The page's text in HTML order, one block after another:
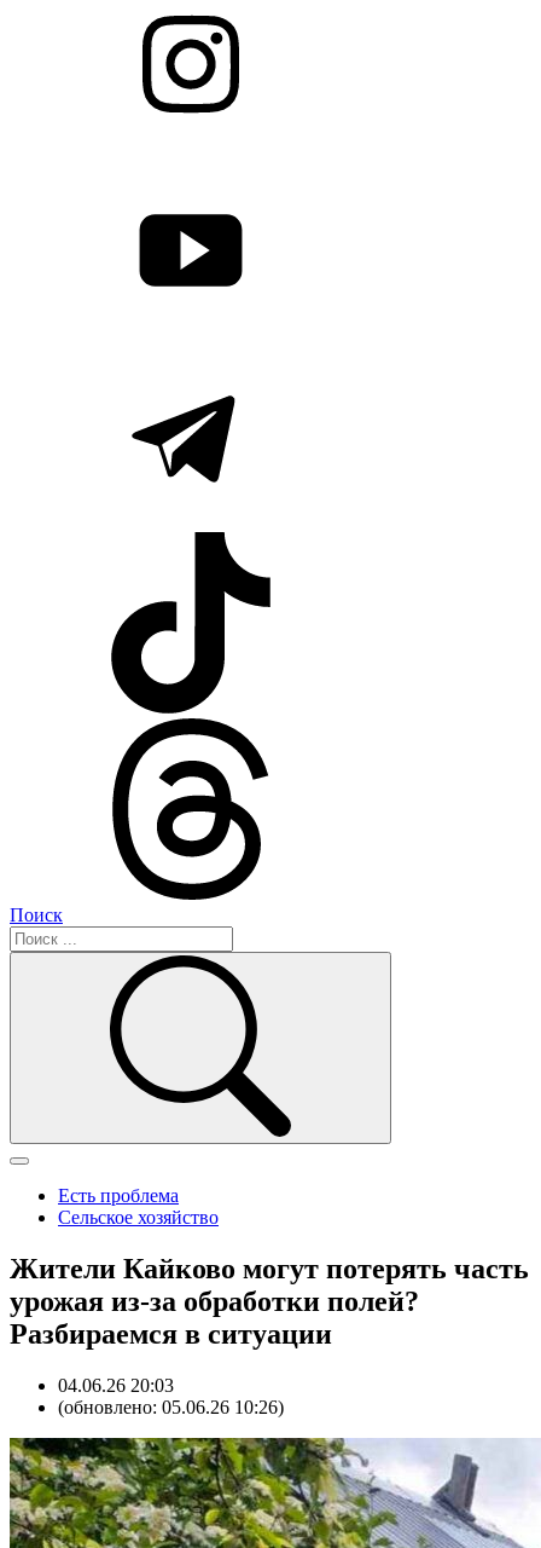
Поиск
Есть проблема
Сельское хозяйство
Жители Кайково могут потерять часть
урожая из-за обработки полей?
Разбираемся в ситуации
04.06.26 20:03
(обновлено: 05.06.26 10:26)